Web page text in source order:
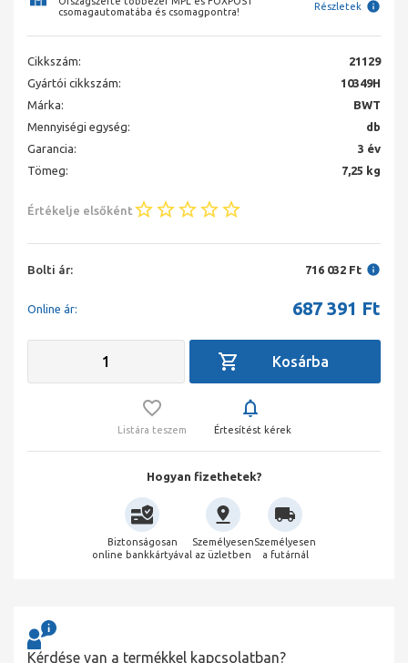
csomagautomatába és csomagpontra!
Részletek
Cikkszám:
21129
Gyártói cikkszám:
10349H
Márka:
BWT
Mennyiségi egység:
db
Garancia:
3 év
Tömeg:
7,25 kg
Értékelje elsőként
Bolti ár: 716 032 Ft
Online ár: 687 391 Ft
Listára teszem Értesítést kérek
Hogyan fizethetek?
Biztonságosan
online bankkártyával
Személyesen
az üzletben
Személyesen
a futárnál
Kérdése van a termékkel kapcsolatban?